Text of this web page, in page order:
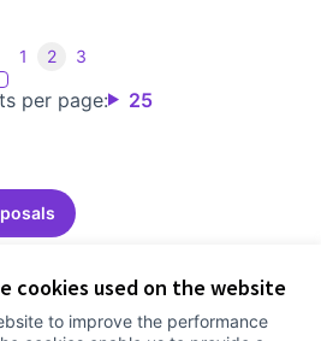
cookies used on the website
to improve the performance
per page: 25
1 2 3